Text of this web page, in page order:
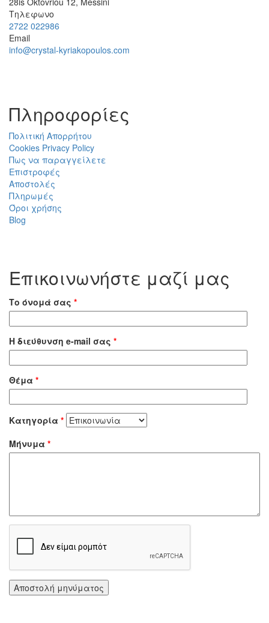
Τηλεφωνο
2722 022986
Email
info@crystal-kyriakopoulos.com
Πληροφορίες
Πολιτική Απορρήτου
Cookies Privacy Policy
Πως να παραγγείλετε
Επιστροφές
Αποστολές
Πληρωμές
Όροι χρήσης
Blog
Επικοινωνήστε μαζί μας
Το όνομά σας *
Η διεύθυνση e-mail σας *
Θέμα *
Κατηγορία *
Μήνυμα *